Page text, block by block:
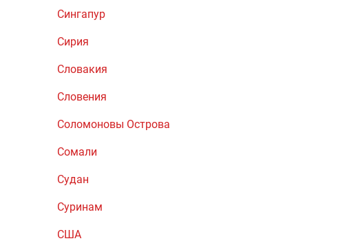
Сингапур
Сирия
Словакия
Словения
Соломоновы Острова
Сомали
Судан
Суринам
США